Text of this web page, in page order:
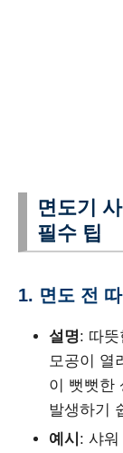
면도기
필수 팁
1. 면도 전
설명: 따
모공이 열
이 뻣뻣한
발생하기
예시 : 샤